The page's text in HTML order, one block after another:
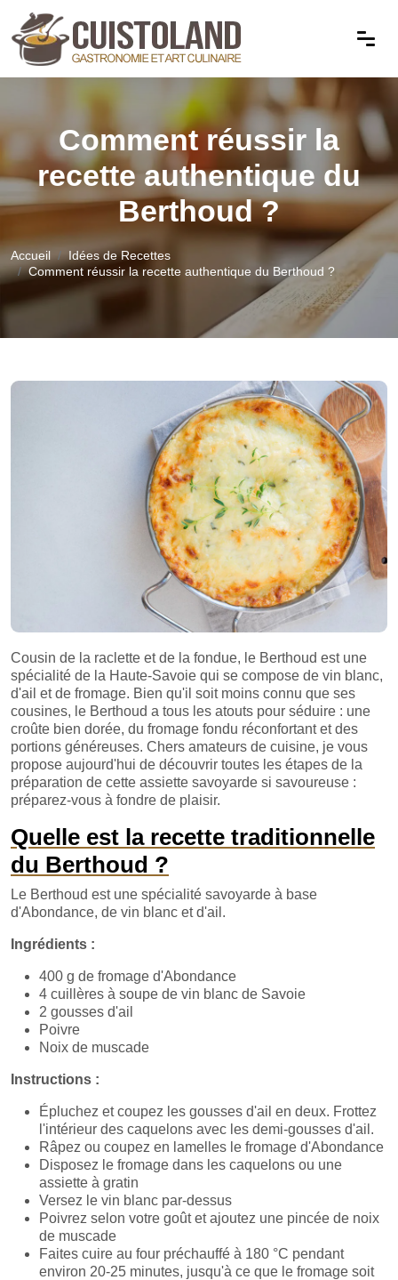
Comment réussir la
recette authentique du
Berthoud ?
Accueil
Idées de Recettes
Comment réussir la recette authentique du Berthoud ?
Cousin de la raclette et de la fondue, le Berthoud est une
spécialité de la Haute-Savoie qui se compose de vin blanc,
d'ail et de fromage. Bien qu'il soit moins connu que ses
cousines, le Berthoud a tous les atouts pour séduire : une
croûte bien dorée, du fromage fondu réconfortant et des
portions généreuses. Chers amateurs de cuisine, je vous
propose aujourd'hui de découvrir toutes les étapes de la
préparation de cette assiette savoyarde si savoureuse :
préparez-vous à fondre de plaisir.
Quelle est la recette traditionnelle
du Berthoud ?
Le Berthoud est une spécialité savoyarde à base
d'Abondance, de vin blanc et d'ail.
Ingrédients :
400 g de fromage d'Abondance
4 cuillères à soupe de vin blanc de Savoie
2 gousses d'ail
Poivre
Noix de muscade
Instructions :
Épluchez et coupez les gousses d'ail en deux. Frottez
l'intérieur des caquelons avec les demi-gousses d'ail.
Râpez ou coupez en lamelles le fromage d'Abondance
Disposez le fromage dans les caquelons ou une
assiette à gratin
Versez le vin blanc par-dessus
Poivrez selon votre goût et ajoutez une pincée de noix
de muscade
Faites cuire au four préchauffé à 180 °C pendant
environ 20-25 minutes, jusqu'à ce que le fromage soit